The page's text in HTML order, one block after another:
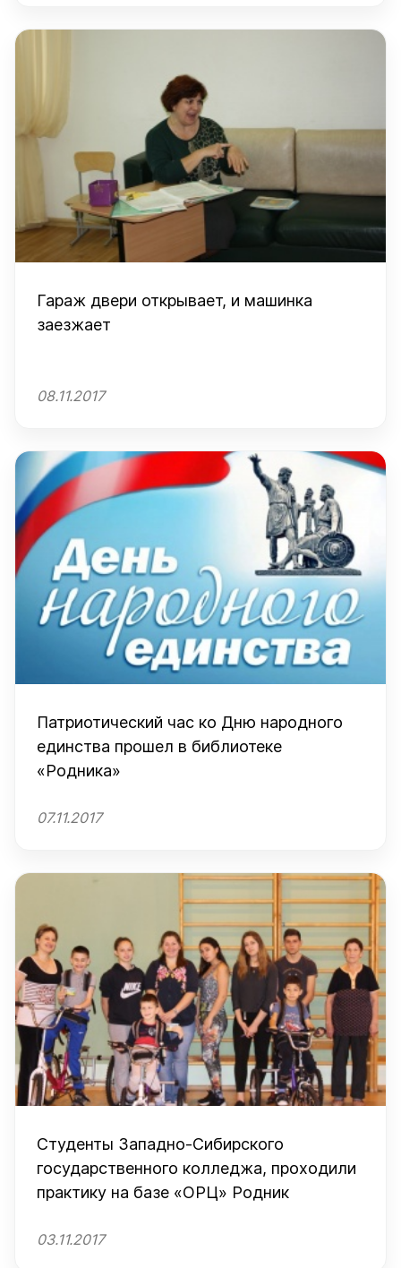
Гараж двери открывает, и машинка
заезжает
08.11.2017
Патриотический час ко Дню народного
единства прошел в библиотеке
«Родника»
07.11.2017
Студенты Западно-Сибирского
государственного колледжа, проходили
практику на базе «ОРЦ» Родник
03.11.2017